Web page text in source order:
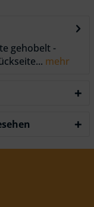
gehobelt -
mehr